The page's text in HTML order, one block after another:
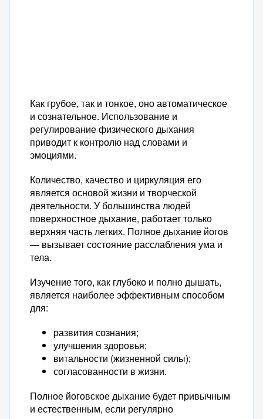
Как грубое, так и тонкое, оно автоматическое
и сознательное. Использование и
регулирование физического дыхания
приводит к контролю над словами и
эмоциями.
Количество, качество и циркуляция его
является основой жизни и творческой
деятельности. У большинства людей
поверхностное дыхание, работает только
верхняя часть легких. Полное дыхание йогов
— вызывает состояние расслабления ума и
тела.
Изучение того, как глубоко и полно дышать,
является наиболее эффективным способом
для:
развития сознания;
улучшения здоровья;
витальности (жизненной силы);
согласованности в жизни.
Полное йоговское дыхание будет привычным
и естественным, если регулярно